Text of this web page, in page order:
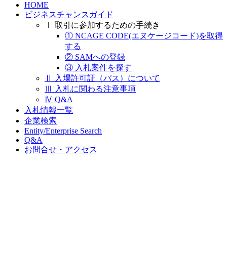
HOME
ビジネスチャンスガイド
Ⅰ 取引に参加するための手続き
① NCAGE CODE(エヌケージコード)を取得
する
② SAMへの登録
③ 入札案件を探す
Ⅱ 入場許可証（パス）について
Ⅲ 入札に関わる注意事項
Ⅳ Q&A
入札情報一覧
企業検索
Entity/Enterprise Search
Q&A
お問合せ・アクセス